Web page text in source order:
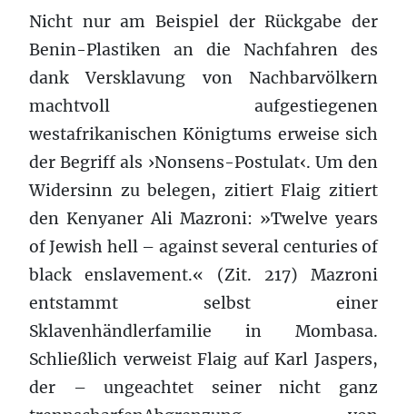
Nicht nur am Beispiel der Rückgabe der
Benin-Plastiken an die Nachfahren des
dank Versklavung von Nachbarvölkern
machtvoll aufgestiegenen
westafrikanischen Königtums erweise sich
der Begriff als ›Nonsens-Postulat‹. Um den
Widersinn zu belegen, zitiert Flaig zitiert
den Kenyaner Ali Mazroni: »Twelve years
of Jewish hell – against several centuries of
black enslavement.« (Zit. 217) Mazroni
entstammt selbst einer
Sklavenhändlerfamilie in Mombasa.
Schließlich verweist Flaig auf Karl Jaspers,
der – ungeachtet seiner nicht ganz